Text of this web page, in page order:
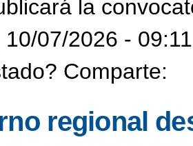
la
07/2026 - 09:11
Comparte:
regional